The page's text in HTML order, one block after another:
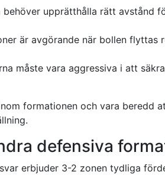
behöver upprätthålla rätt avstånd
är avgörande när bollen flyttas
måste vara aggressiva i att
formationen och vara beredd
defensiva
erbjuder 3-2 zonen tydliga